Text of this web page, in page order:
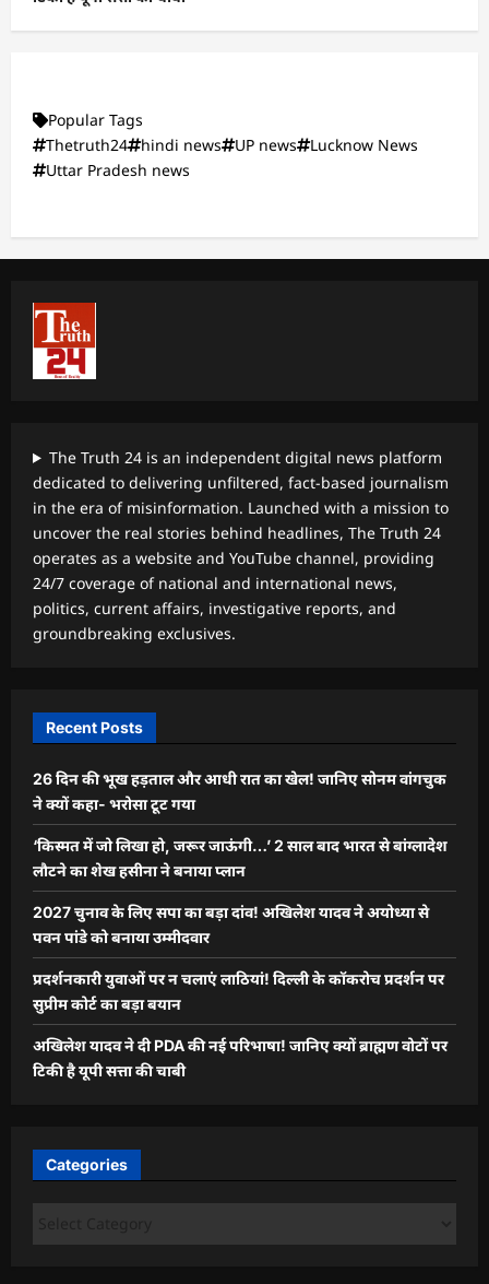
Popular Tags
Thetruth24
hindi news UP news
Lucknow News
Uttar Pradesh news
The Truth 24 is an independent digital news platform
dedicated to delivering unfiltered, fact-based journalism
in the era of misinformation. Launched with a mission to
uncover the real stories behind headlines, The Truth 24
operates as a website and YouTube channel, providing
24/7 coverage of national and international news,
politics, current affairs, investigative reports, and
groundbreaking exclusives.
Recent Posts
26 दिन की भूख हड़ताल और आधी रात का खेल! जानिए सोनम वांगचुक
ने क्यों कहा- भरोसा टूट गया
‘किस्मत में जो लिखा हो, जरूर जाऊंगी…’ 2 साल बाद भारत से बांग्लादेश
लौटने का शेख हसीना ने बनाया प्लान
2027 चुनाव के लिए सपा का बड़ा दांव! अखिलेश यादव ने अयोध्या से
पवन पांडे को बनाया उम्मीदवार
प्रदर्शनकारी युवाओं पर न चलाएं लाठियां! दिल्ली के कॉकरोच प्रदर्शन पर
सुप्रीम कोर्ट का बड़ा बयान
अखिलेश यादव ने दी PDA की नई परिभाषा! जानिए क्यों ब्राह्मण वोटों पर
टिकी है यूपी सत्ता की चाबी
Categories